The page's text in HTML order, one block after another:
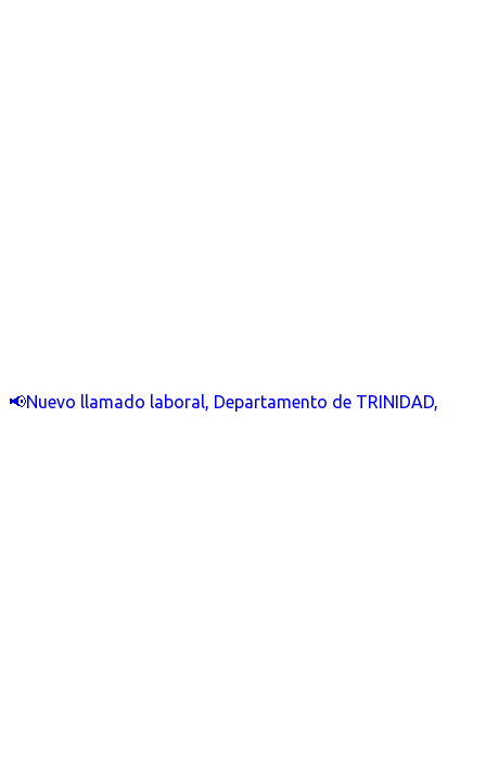
📢Nuevo llamado laboral, Departamento de TRINIDAD,